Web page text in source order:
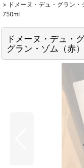
> ドメーヌ・デュ・グラン
750ml
ドメーヌ・デュ・
グラン・ゾム（赤